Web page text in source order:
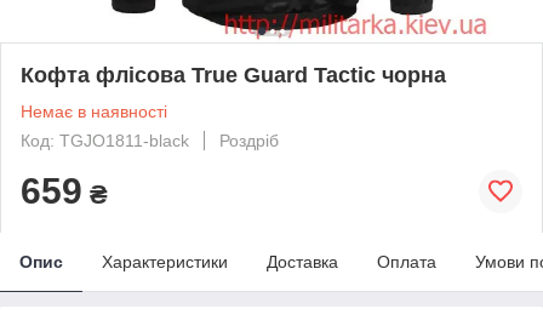
Кофта флісова True Guard Tactic чорна
Немає в наявності
Код: TGJO1811-black
Роздріб
659 ₴
Опис Характеристики Доставка Оплата Умови